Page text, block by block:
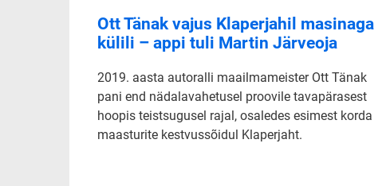
Ott Tänak vajus Klaperjahil masinaga
külili – appi tuli Martin Järveoja
2019. aasta autoralli maailmameister Ott Tänak
pani end nädalavahetusel proovile tavapärasest
hoopis teistsugusel rajal, osaledes esimest korda
maasturite kestvussõidul Klaperjaht.